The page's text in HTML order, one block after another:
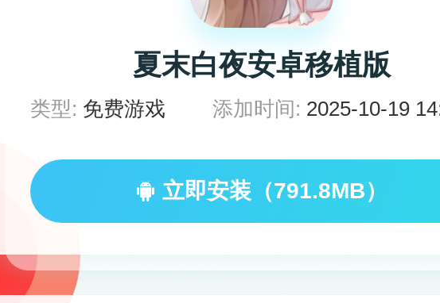
夏末白夜安卓移植版
类型: 免费游戏 添加时间: 2025-10-19
立即安装（791.8MB）